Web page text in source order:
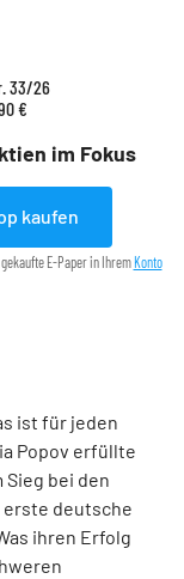
im Fokus
33/26
€
kaufen
E-Paper in IhremKonto
ist für jeden
Popov erfüllte
Sieg bei den
erste deutsche
ihren Erfolg